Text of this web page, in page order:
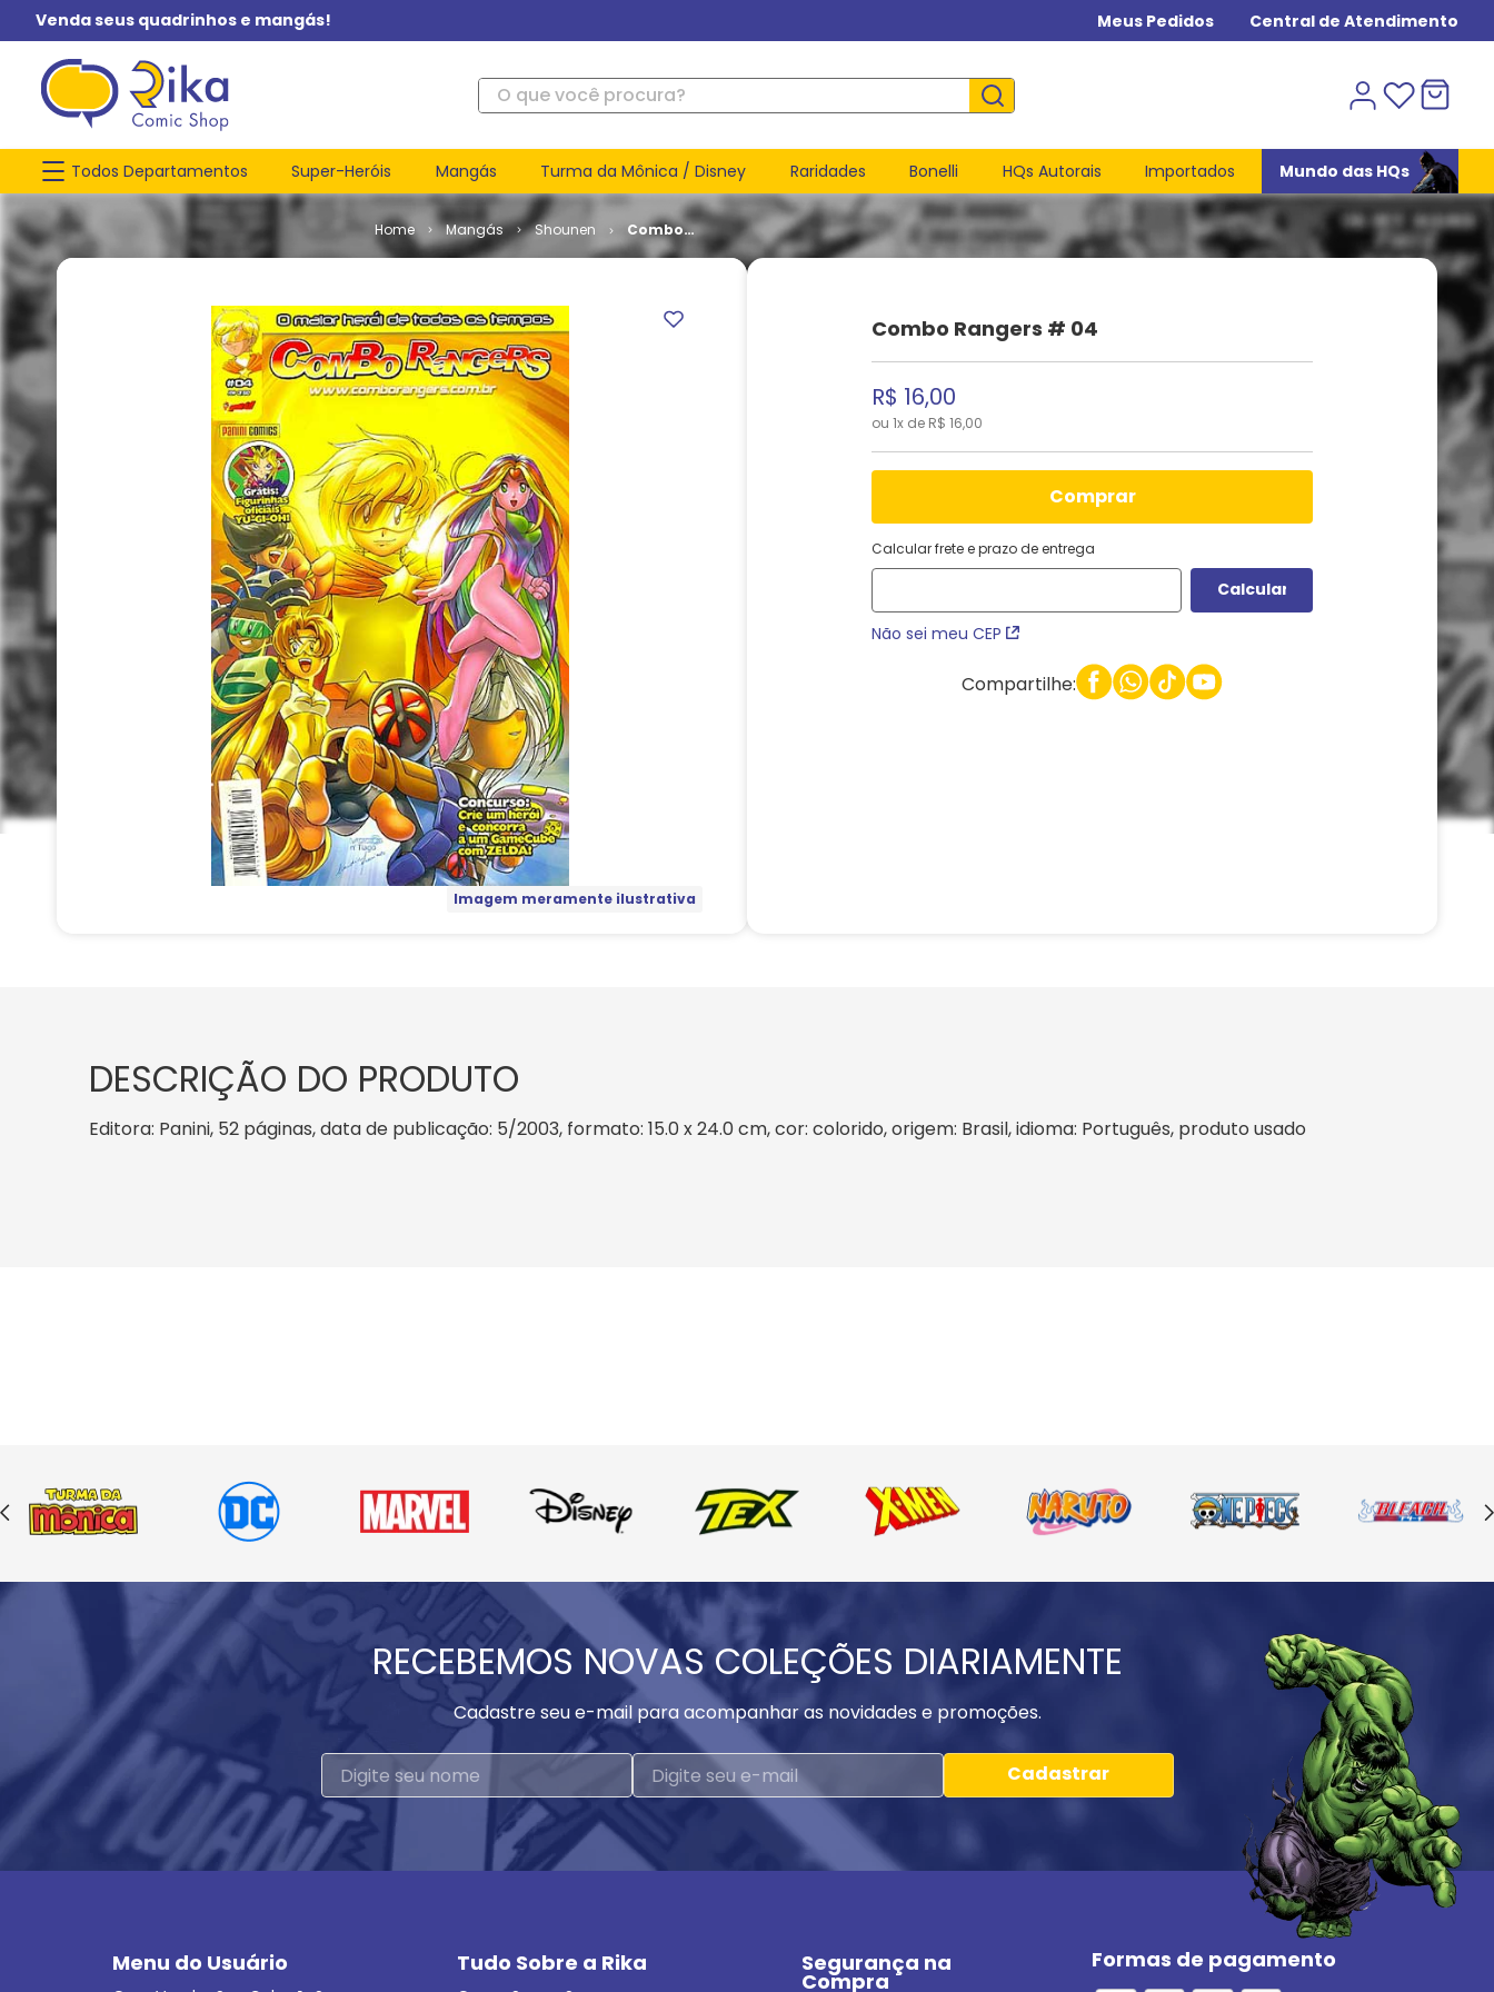
Venda seus quadrinhos e mangás! Meus Pedidos Central de Atendimento
O que você procura?
Todos Departamentos Super-Heróis Mangás Turma da Mônica / Disney Raridades Bonelli HQs Autorais Importados Mundo das HQs
Mangás Shounen
Combo
Rangers #
Imagem meramente ilustrativa
Combo Rangers # 04
R$ 16,00
ou 1x de R$ 16,00
comprar
Calcular frete e prazo de entrega
Não sei meu CEP
Compartilhe:
DESCRIÇÃO DO PRODUTO
Editora: Panini, 52 páginas, data de publicação: 5/2003, formato: 15.0 x 24.0 cm, cor: colorido, origem: Brasil, idioma: Português, produto usado
RECEBEMOS NOVAS COLEÇÕES DIARIAMENTE
Cadastre seu e-mail para acompanhar as novidades e promoções.
Cadastrar
Menu do Usuário Tudo Sobre a Rika Segurança na
Compra
Formas de pagamento